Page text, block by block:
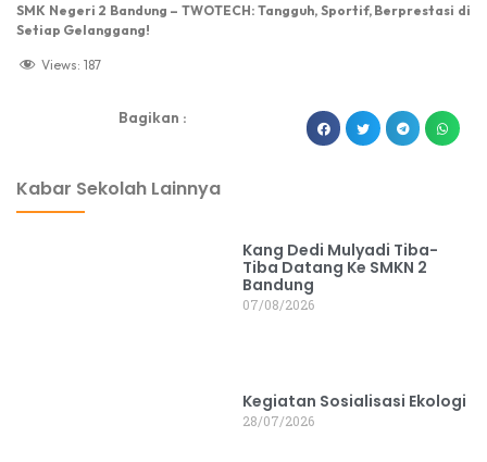
SMK Negeri 2 Bandung – TWOTECH: Tangguh, Sportif, Berprestasi di
Setiap Gelanggang!
Views: 187
Bagikan :
Kabar Sekolah Lainnya
Kang Dedi Mulyadi Tiba-
Tiba Datang Ke SMKN 2
Bandung
07/08/2026
Kegiatan Sosialisasi Ekologi
28/07/2026